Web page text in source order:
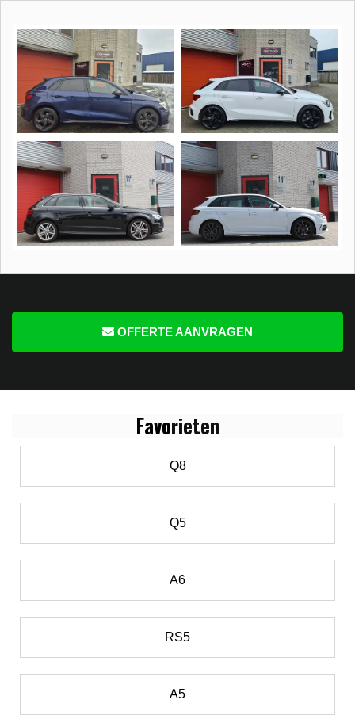
OFFERTE AANVRAGEN
Favorieten
Q8
Q5
A6
RS5
A5